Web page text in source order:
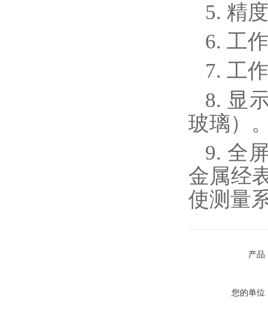
5. 精
6. 工
7. 工
8. 显
玻璃）
9. 全
金属经
使测量
产品
您的单位